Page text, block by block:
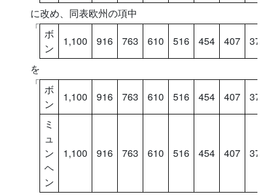
に改め、同表欧州の項中
「 ボ
ン
1,100 916 763 610 516 454 407
376
を
「 ボ
ン
1,100 916 763 610 516 454 407
376
ミ
ュ
ン
ヘ
ン
1,100 916 763 610 516 454 407 376